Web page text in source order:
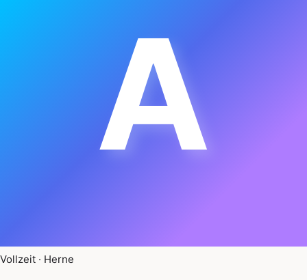
A
Vollzeit · Herne